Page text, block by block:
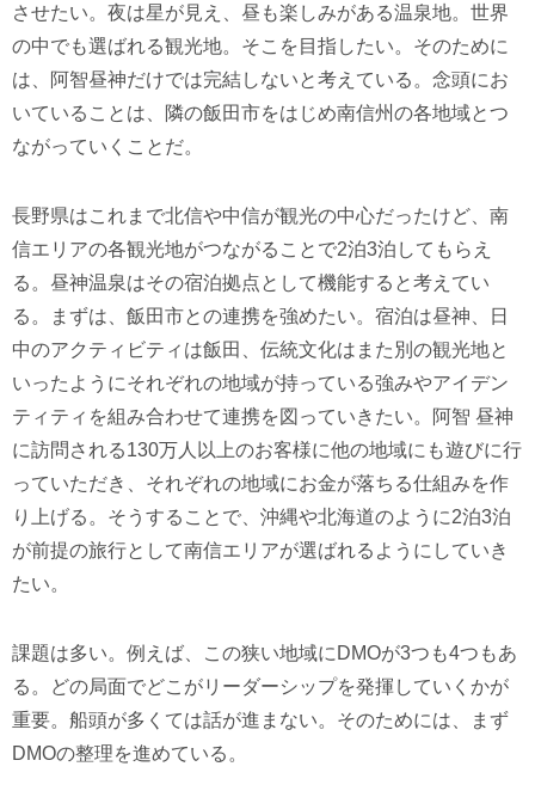
させたい。夜は星が見え、昼も楽しみがある温泉地。世界
の中でも選ばれる観光地。そこを目指したい。そのために
は、阿智昼神だけでは完結しないと考えている。念頭にお
いていることは、隣の飯田市をはじめ南信州の各地域とつ
ながっていくことだ。
長野県はこれまで北信や中信が観光の中心だったけど、南
信エリアの各観光地がつながることで2泊3泊してもらえ
る。昼神温泉はその宿泊拠点として機能すると考えてい
る。まずは、飯田市との連携を強めたい。宿泊は昼神、日
中のアクティビティは飯田、伝統文化はまた別の観光地と
いったようにそれぞれの地域が持っている強みやアイデン
ティティを組み合わせて連携を図っていきたい。阿智 昼神
に訪問される130万人以上のお客様に他の地域にも遊びに行
っていただき、それぞれの地域にお金が落ちる仕組みを作
り上げる。そうすることで、沖縄や北海道のように2泊3泊
が前提の旅行として南信エリアが選ばれるようにしていき
たい。
課題は多い。例えば、この狭い地域にDMOが3つも4つもあ
る。どの局面でどこがリーダーシップを発揮していくかが
重要。船頭が多くては話が進まない。そのためには、まず
DMOの整理を進めている。